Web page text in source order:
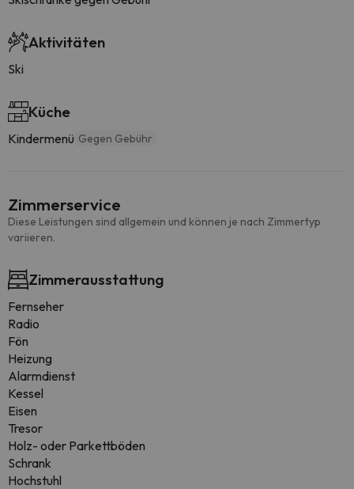
Aktivitäten
Ski
Küche
Kindermenü Gegen Gebühr
Zimmerservice
Diese Leistungen sind allgemein und können je nach Zimmertyp
variieren.
Zimmerausstattung
Fernseher
Radio
Fön
Heizung
Alarmdienst
Kessel
Eisen
Tresor
Holz- oder Parkettböden
Schrank
Hochstuhl